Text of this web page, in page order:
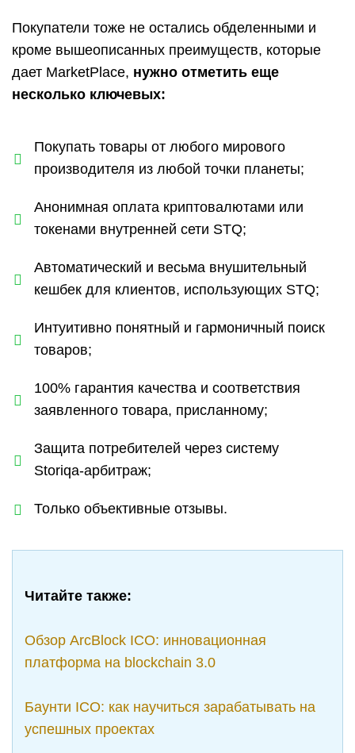
Покупатели тоже не остались обделенными и
кроме вышеописанных преимуществ, которые
дает MarketPlace, нужно отметить еще
несколько ключевых:
Покупать товары от любого мирового
производителя из любой точки планеты;
Анонимная оплата криптовалютами или
токенами внутренней сети STQ;
Автоматический и весьма внушительный
кешбек для клиентов, использующих STQ;
Интуитивно понятный и гармоничный поиск
товаров;
100% гарантия качества и соответствия
заявленного товара, присланному;
Защита потребителей через систему
Storiqa-арбитраж;
Только объективные отзывы.
Читайте также:
Обзор ArcBlock ICO: инновационная
платформа на blockchain 3.0
Баунти ICO: как научиться зарабатывать на
успешных проектах